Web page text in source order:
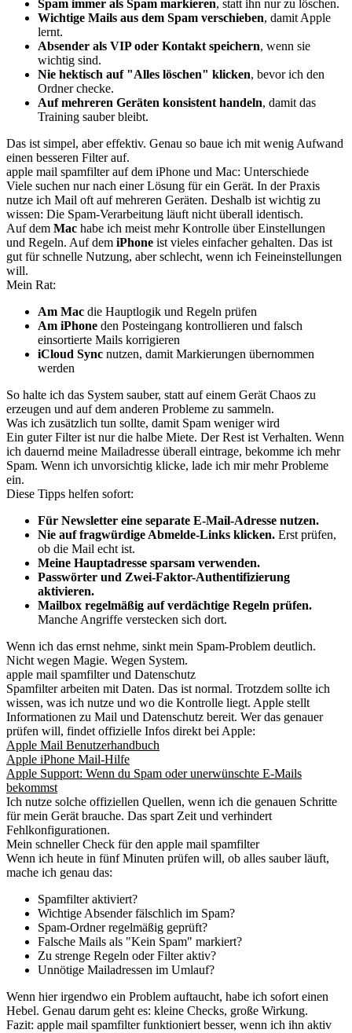
Spam immer als Spam markieren, statt ihn nur zu löschen.
Wichtige Mails aus dem Spam verschieben, damit Apple
lernt.
Absender als VIP oder Kontakt speichern, wenn sie
wichtig sind.
Nie hektisch auf "Alles löschen" klicken, bevor ich den
Ordner checke.
Auf mehreren Geräten konsistent handeln, damit das
Training sauber bleibt.
Das ist simpel, aber effektiv. Genau so baue ich mit wenig Aufwand
einen besseren Filter auf.
apple mail spamfilter auf dem iPhone und Mac: Unterschiede
Viele suchen nur nach einer Lösung für ein Gerät. In der Praxis
nutze ich Mail oft auf mehreren Geräten. Deshalb ist wichtig zu
wissen: Die Spam-Verarbeitung läuft nicht überall identisch.
Auf dem Mac habe ich meist mehr Kontrolle über Einstellungen
und Regeln. Auf dem iPhone ist vieles einfacher gehalten. Das ist
gut für schnelle Nutzung, aber schlecht, wenn ich Feineinstellungen
will.
Mein Rat:
Am Mac die Hauptlogik und Regeln prüfen
Am iPhone den Posteingang kontrollieren und falsch
einsortierte Mails korrigieren
iCloud Sync nutzen, damit Markierungen übernommen
werden
So halte ich das System sauber, statt auf einem Gerät Chaos zu
erzeugen und auf dem anderen Probleme zu sammeln.
Was ich zusätzlich tun sollte, damit Spam weniger wird
Ein guter Filter ist nur die halbe Miete. Der Rest ist Verhalten. Wenn
ich dauernd meine Mailadresse überall eintrage, bekomme ich mehr
Spam. Wenn ich unvorsichtig klicke, lade ich mir mehr Probleme
ein.
Diese Tipps helfen sofort:
Für Newsletter eine separate E-Mail-Adresse nutzen.
Nie auf fragwürdige Abmelde-Links klicken. Erst prüfen,
ob die Mail echt ist.
Meine Hauptadresse sparsam verwenden.
Passwörter und Zwei-Faktor-Authentifizierung
aktivieren.
Mailbox regelmäßig auf verdächtige Regeln prüfen.
Manche Angriffe verstecken sich dort.
Wenn ich das ernst nehme, sinkt mein Spam-Problem deutlich.
Nicht wegen Magie. Wegen System.
apple mail spamfilter und Datenschutz
Spamfilter arbeiten mit Daten. Das ist normal. Trotzdem sollte ich
wissen, was ich nutze und wo die Kontrolle liegt. Apple stellt
Informationen zu Mail und Datenschutz bereit. Wer das genauer
prüfen will, findet offizielle Infos direkt bei Apple:
Apple Mail Benutzerhandbuch
Apple iPhone Mail-Hilfe
Apple Support: Wenn du Spam oder unerwünschte E-Mails
bekommst
Ich nutze solche offiziellen Quellen, wenn ich die genauen Schritte
für mein Gerät brauche. Das spart Zeit und verhindert
Fehlkonfigurationen.
Mein schneller Check für den apple mail spamfilter
Wenn ich heute in fünf Minuten prüfen will, ob alles sauber läuft,
mache ich genau das:
Spamfilter aktiviert?
Wichtige Absender fälschlich im Spam?
Spam-Ordner regelmäßig geprüft?
Falsche Mails als "Kein Spam" markiert?
Zu strenge Regeln oder Filter aktiv?
Unnötige Mailadressen im Umlauf?
Wenn hier irgendwo ein Problem auftaucht, habe ich sofort einen
Hebel. Genau darum geht es: kleine Checks, große Wirkung.
Fazit: apple mail spamfilter funktioniert besser, wenn ich ihn aktiv